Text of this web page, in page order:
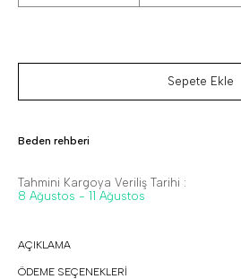
Sepete Ekle
Beden rehberi
Tahmini Kargoya Veriliş Tarihi :
8 Ağustos - 11 Ağustos
AÇIKLAMA
ÖDEME SEÇENEKLERİ